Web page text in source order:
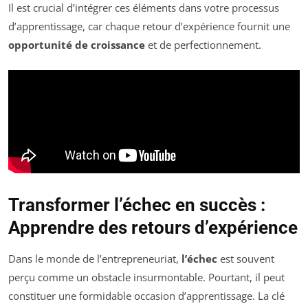
Il est crucial d’intégrer ces éléments dans votre processus
d’apprentissage, car chaque retour d’expérience fournit une
opportunité de croissance et de perfectionnement.
Transformer l’échec en succès :
Apprendre des retours d’expérience
Dans le monde de l’entrepreneuriat, l’échec est souvent
perçu comme un obstacle insurmontable. Pourtant, il peut
constituer une formidable occasion d’apprentissage. La clé